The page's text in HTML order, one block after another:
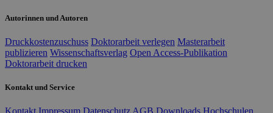
Autorinnen und Autoren
Druckkostenzuschuss Doktorarbeit verlegen Masterarbeit
publizieren Wissenschaftsverlag Open Access-Publikation
Doktorarbeit drucken
Kontakt und Service
Kontakt Impressum Datenschutz AGB Downloads Hochschulen